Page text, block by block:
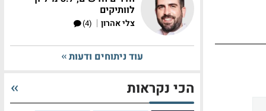
לוותיקים
צלי אהרון |
(4)
עוד ניתוחים ודעות
הכי נקראות